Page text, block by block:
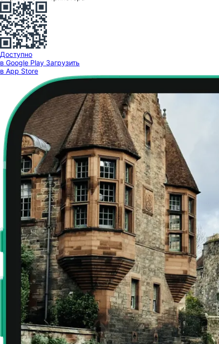
Доступно
в Google Play Загрузить
в App Store